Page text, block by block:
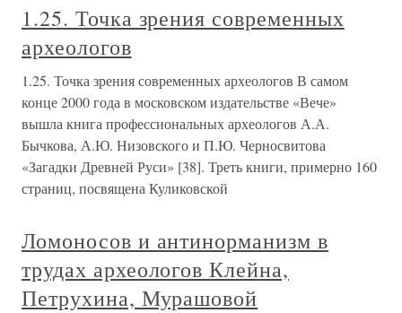
1.25. Точка зрения современных
археологов
1.25. Точка зрения современных археологов В самом
конце 2000 года в московском издательстве «Вече»
вышла книга профессиональных археологов А.А.
Бычкова, А.Ю. Низовского и П.Ю. Черносвитова
«Загадки Древней Руси» [38]. Треть книги, примерно 160
страниц, посвящена Куликовской
Ломоносов и антинорманизм в
трудах археологов Клейна,
Петрухина, Мурашовой